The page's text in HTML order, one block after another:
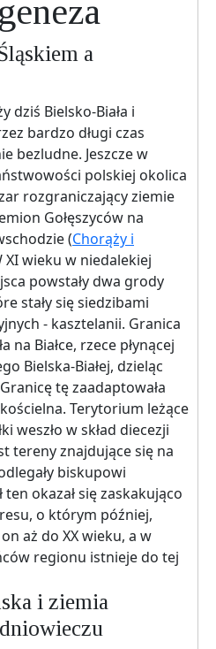
a
dziś Bielsko-Biała i
bardzo długi czas
bezludne. Jeszcze w
polskiej okolica
rozgraniczający ziemie
Gołęszyców na
(Chorąży i
XI wieku w niedalekiej
powstały dwa grody
stały się siedzibami
- kasztelanii. Granica
na Białce, rzece płynącej
Bielska-Białej, dzieląc
tę zaadaptowała
Terytorium leżące
weszło w skład diecezji
tereny znajdujące się na
biskupowi
okazał się zaskakująco
o którym później,
aż do XX wieku, a w
regionu istnieje do tej
i ziemia